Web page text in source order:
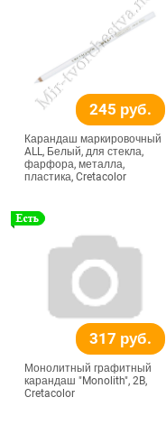
245 руб.
Карандаш маркировочный
ALL, Белый, для стекла,
фарфора, металла,
пластика, Cretacolor
317 руб.
Монолитный графитный
карандаш "Monolith", 2B,
Cretacolor